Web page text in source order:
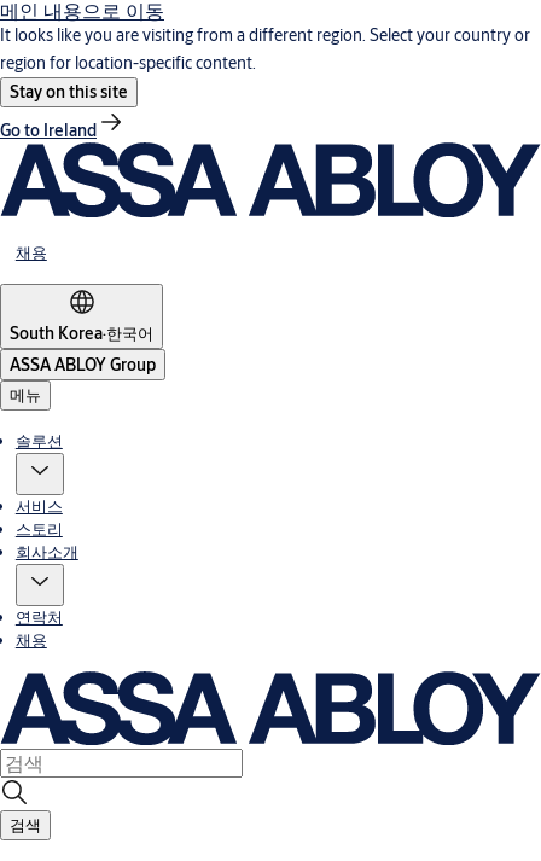
메인 내용으로 이동
It looks like you are visiting from a different region. Select your country or
region for location-specific content.
Stay on this site
Go to Ireland
채용
South Korea·한국어
ASSA ABLOY Group
메뉴
솔루션
서비스
스토리
회사소개
연락처
채용
검색